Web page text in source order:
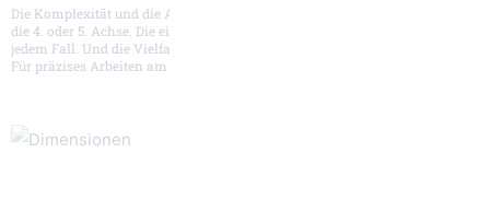
Die Komplexität und die Ansprüche Ihres Werkstückes entscheiden über
die 4. oder 5. Achse. Die einzigartige Zerspanleistung der NBH haben Sie in
jedem Fall. Und die Vielfalt an unterschiedlichen Palettengrößen ebenso.
Für präzises Arbeiten am komplexen Bauteil.